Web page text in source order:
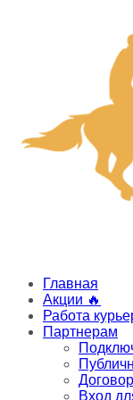
Главная
Акции 🔥
Работа
Партнерам
Вход